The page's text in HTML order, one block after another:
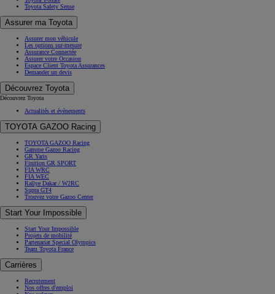
Toyota Safety Sense
Assurer ma Toyota
Assurer mon véhicule
Les options sur-mesure
Assurance Connectée
Assurer votre Occasion
Espace Client Toyota Assurances
Demander un devis
Découvrez Toyota
Découvrez Toyota
Actualités et évènements
TOYOTA GAZOO Racing
TOYOTA GAZOO Racing
Gamme Gazoo Racing
GR Yaris
Finition GR SPORT
FIA WRC
FIA WEC
Rallye Dakar / W2RC
Supra GT4
Trouvez votre Gazoo Center
Start Your Impossible
Start Your Impossible
Projets de mobilité
Partenariat Special Olympics
Team Toyota France
Carrières
Recrutement
Nos offres d'emploi